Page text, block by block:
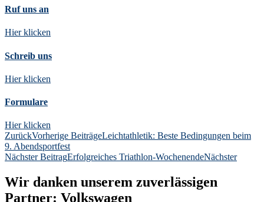
Ruf uns an
Hier klicken
Schreib uns
Hier klicken
Formulare
Hier klicken
ZurückVorherige BeiträgeLeichtathletik: Beste Bedingungen beim
9. Abendsportfest
Nächster BeitragErfolgreiches Triathlon-WochenendeNächster
Wir danken unserem zuverlässigen
Partner: Volkswagen